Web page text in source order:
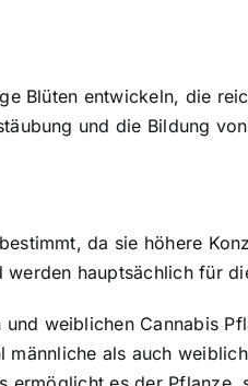
Blüten entwickeln, die
und die Bildung
da sie höhere
hauptsächlich für
weiblichen Cannabis
als auch